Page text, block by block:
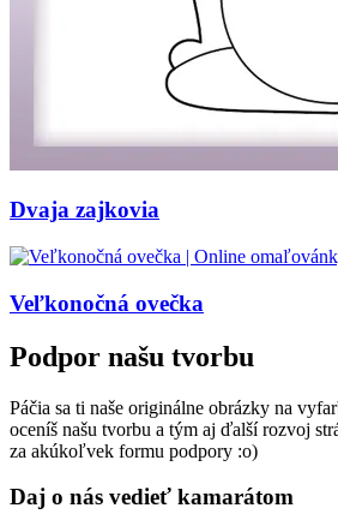
Dvaja zajkovia
Veľkonočná ovečka
Podpor našu tvorbu
Páčia sa ti naše originálne obrázky na
oceníš našu tvorbu a tým aj ďalší rozvoj
za akúkoľvek formu podpory :o)
Daj o nás vedieť kamarátom